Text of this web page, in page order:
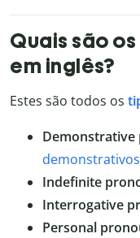
Quais são
em inglês?
Estes são todos os
Demonstrative
demonstrativos
Indefinite
Interrogative
Personal